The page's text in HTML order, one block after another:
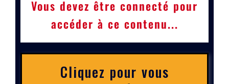
Vous devez être connecté pour
accéder à ce contenu...
Cliquez pour vous